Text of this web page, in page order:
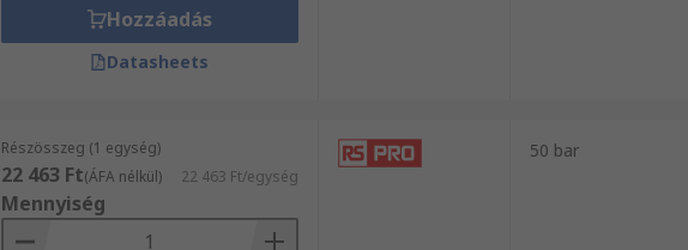
Hozzáadás
Datasheets
Részösszeg (1 egység)
22 463 Ft(ÁFA nélkül) 22 463 Ft/egység
Mennyiség
50 bar